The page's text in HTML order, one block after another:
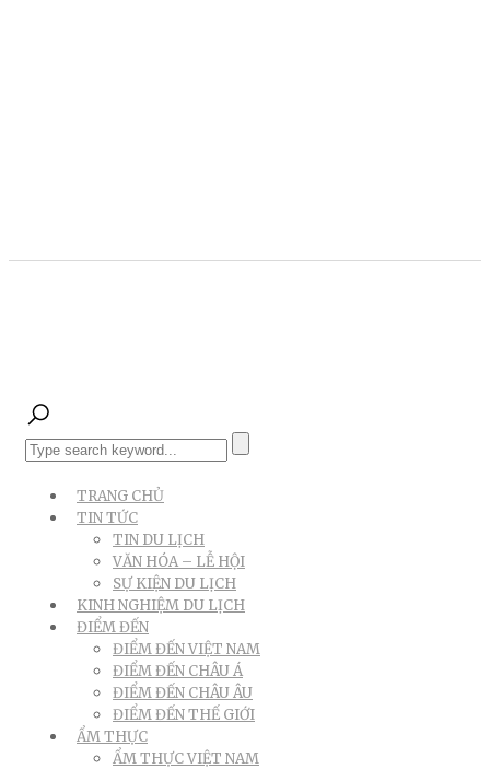
TRANG CHỦ
TIN TỨC
TIN DU LỊCH
VĂN HÓA – LỄ HỘI
SỰ KIỆN DU LỊCH
KINH NGHIỆM DU LỊCH
ĐIỂM ĐẾN
ĐIỂM ĐẾN VIỆT NAM
ĐIỂM ĐẾN CHÂU Á
ĐIỂM ĐẾN CHÂU ÂU
ĐIỂM ĐẾN THẾ GIỚI
ẨM THỰC
ẨM THỰC VIỆT NAM